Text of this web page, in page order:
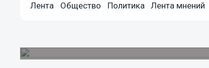
Лента Общество Политика Лента мнений
Новогоднюю ёлку